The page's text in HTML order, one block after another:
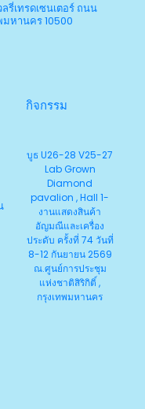
รี่เทรดเซนเตอร์ ถนน
มหานคร 10500
กิจกรรม
บูธ U26-28 V25-27
Lab Grown
Diamond
pavalion , Hall 1-
งานแสดงสินค้า
อัญมณีและเครื่อง
ประดับ ครั้งที่ 74 วันที่
8-12 กันยายน 2569
ณ.ศูนย์การประชุม
แห่งชาติสิริกิติ์ ,
กรุงเทพมหานคร